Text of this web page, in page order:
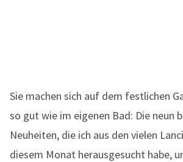
Sie machen sich auf dem festlichen
so gut wie im eigenen Bad: Die neun
Neuheiten, die ich aus den vielen
diesem Monat herausgesucht habe,